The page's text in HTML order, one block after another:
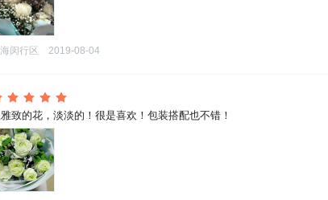
海闵行区 2019-08-04
致的花，淡淡的！很是喜欢！包装搭配也不错！